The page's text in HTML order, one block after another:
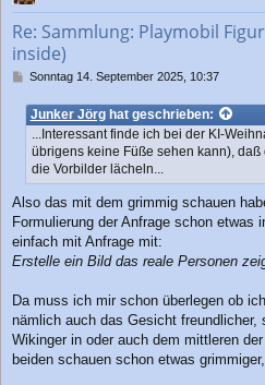
Re: Sammlung: Playmobil
inside)
B
i
t
Sonntag 14. September 2025, 10:37
Junker Jörghat geschrieben:
...Interessant finde ich bei der KI-
übrigens keine Füße sehen kann),
die Vorbilder lächeln...
Also das mit dem grimmig schauen
Formulierung der Anfrage schon etwas
einfach mit Anfrage mit:
Erstelle ein Bild das reale Personen
Da muss ich mir schon überlegen ob
nämlich auch das Gesicht freundlicher,
Wikinger in oder auch dem mittleren
beiden schauen schon etwas